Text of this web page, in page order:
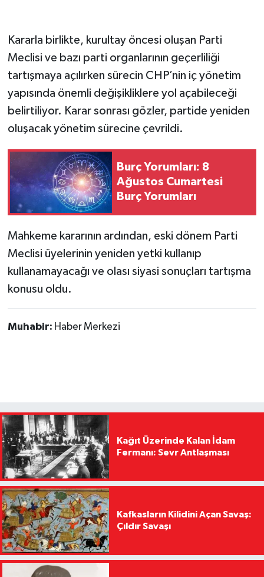
Kararla birlikte, kurultay öncesi oluşan Parti
Meclisi ve bazı parti organlarının geçerliliği
tartışmaya açılırken sürecin CHP’nin iç yönetim
yapısında önemli değişikliklere yol açabileceği
belirtiliyor. Karar sonrası gözler, partide yeniden
oluşacak yönetim sürecine çevrildi.
Burç Yorumları: 8
Ağustos Cumartesi
Burç Yorumları
Mahkeme kararının ardından, eski dönem Parti
Meclisi üyelerinin yeniden yetki kullanıp
kullanamayacağı ve olası siyasi sonuçları tartışma
konusu oldu.
Muhabir: Haber Merkezi
Kağıt Üzerinde Kalan İdam
Fermanı: Sevr Antlaşması
Kafkasların Kilidini Açan Savaş:
Çıldır Savaşı